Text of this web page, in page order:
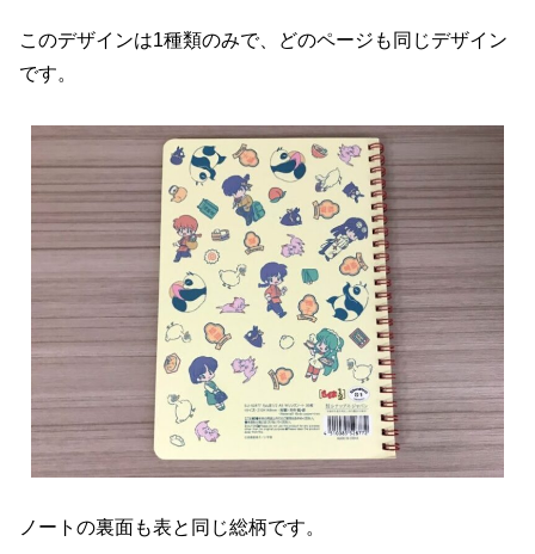
このデザインは1種類のみで、どのページも同じデザイン
です。
ノートの裏面も表と同じ総柄です。